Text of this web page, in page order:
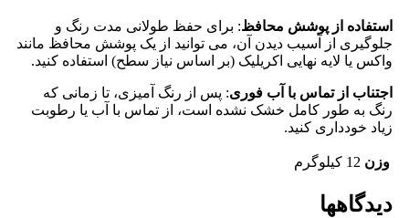
استفاده از پوشش محافظ: برای حفظ طولانی ‌مدت رنگ و
جلوگیری از آسیب دیدن آن، می ‌توانید از یک پوشش محافظ مانند
واکس یا لایه نهایی اکریلیک (بر اساس نیاز سطح) استفاده کنید.
اجتناب از تماس با آب فوری: پس از رنگ‌ آمیزی، تا زمانی که
رنگ به ‌طور کامل خشک نشده است، از تماس با آب یا رطوبت
زیاد خودداری کنید.
وزن 12 کیلوگرم
دیدگاهها